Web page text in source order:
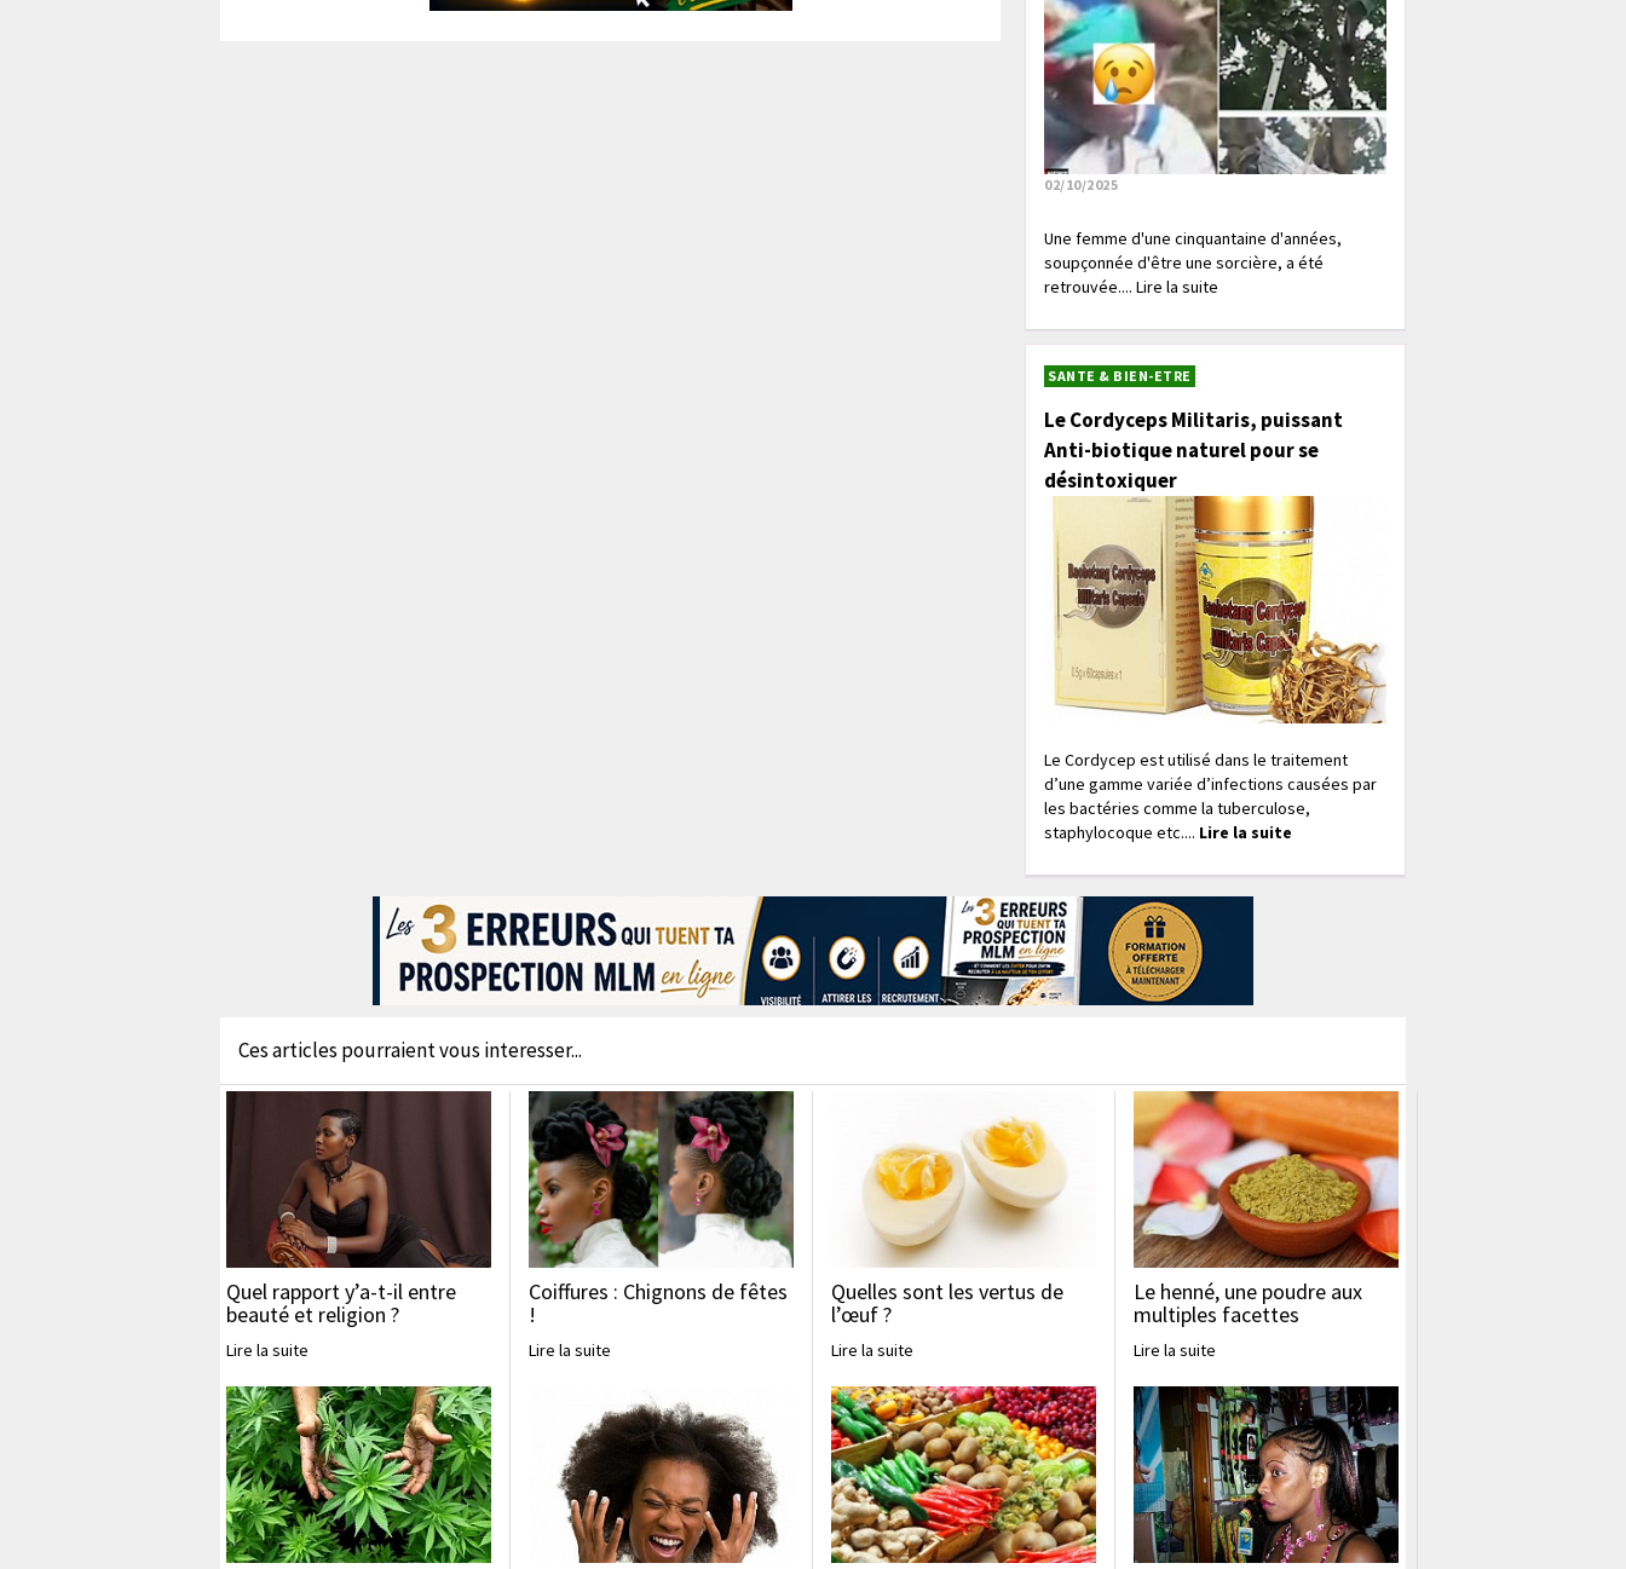
02/10/2025
Une femme d'une cinquantaine d'années,
soupçonnée d'être une sorcière, a été
retrouvée.... Lire la suite
SANTE & BIEN-ETRE
Le Cordyceps Militaris, puissant
Anti-biotique naturel pour se
désintoxiquer
Le Cordycep est utilisé dans le traitement
d’une gamme variée d’infections causées par
les bactéries comme la tuberculose,
staphylocoque etc.... Lire la suite
Ces articles pourraient vous interesser...
Quel rapport y’a-t-il entre
beauté et religion ?
Lire la suite
Coiffures : Chignons de fêtes
!
Lire la suite
Quelles sont les vertus de
l’œuf ?
Lire la suite
Le henné, une poudre aux
multiples facettes
Lire la suite